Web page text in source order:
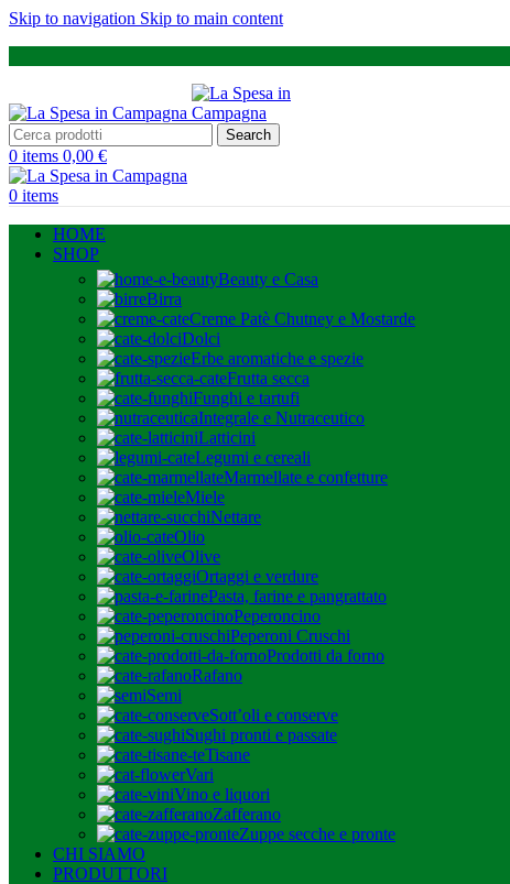
Skip to navigation Skip to main content
Search
0 items 0,00 €
0 items
HOME
SHOP
Beauty e Casa
Birra
Creme Patè Chutney e Mostarde
Dolci
Erbe aromatiche e spezie
Frutta secca
Funghi e tartufi
Integrale e Nutraceutico
Latticini
Legumi e cereali
Marmellate e confetture
Miele
Nettare
Olio
Olive
Ortaggi e verdure
Pasta, farine e pangrattato
Peperoncino
Peperoni Cruschi
Prodotti da forno
Rafano
Semi
Sott’oli e conserve
Sughi pronti e passate
Tisane
Vari
Vino e liquori
Zafferano
Zuppe secche e pronte
CHI SIAMO
PRODUTTORI